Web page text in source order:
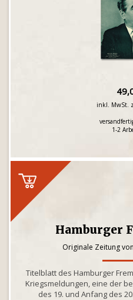
inkl. MwSt.
1-2
Hamburger
Originale Zeitung
Titelblatt des Hamburger
Kriegsmeldungen, eine der
des 19. und Anfang des